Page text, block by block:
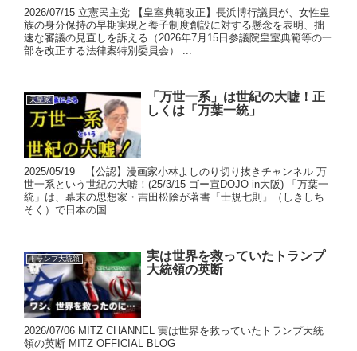
2026/07/15 立憲民主党 【皇室典範改正】長浜博行議員が、女性皇
族の身分保持の早期実現と養子制度創設に対する懸念を表明、拙
速な審議の見直しを訴える（2026年7月15日参議院皇室典範等の一
部を改正する法律案特別委員会） ...
天皇家
「万世一系」は世紀の大嘘！正
しくは「万葉一統」
2025/05/19 【公認】漫画家小林よしのり切り抜きチャンネル 万
世一系という世紀の大嘘！(25/3/15 ゴー宣DOJO in大阪) 「万葉一
統」は、幕末の思想家・吉田松陰が著書『士規七則』（しきしち
そく）で日本の国...
トランプ大統領
実は世界を救っていたトランプ
大統領の英断
2026/07/06 MITZ CHANNEL 実は世界を救っていたトランプ大統
領の英断 MITZ OFFICIAL BLOG